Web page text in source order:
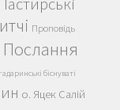
Проповідь
Послання
гадаринські біснуваті
о. Яцек Салій